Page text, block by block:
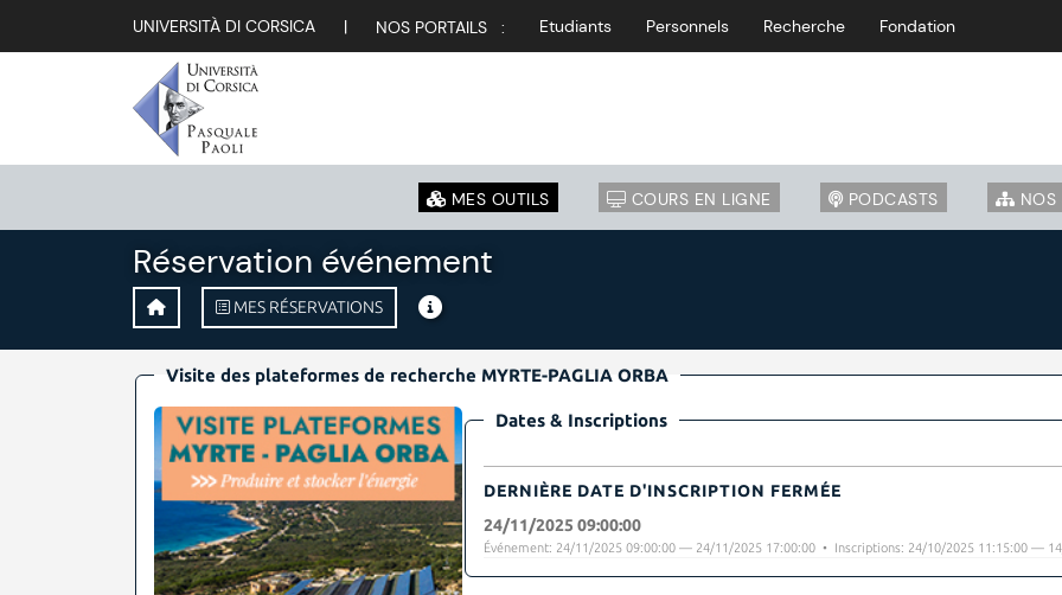
UNIVERSITÀ DI CORSICA | NOS PORTAILS : Etudiants Personnels Recherche Fondation
MES OUTILS COURS EN LIGNE PODCASTS NOS
Réservation événement
MES RÉSERVATIONS
Visite des plateformes de recherche MYRTE-PAGLIA ORBA
Dates & Inscriptions
DERNIÈRE DATE D'INSCRIPTION FERMÉE
24/11/2025 09:00:00
Événement: 24/11/2025 09:00:00 — 24/11/2025 17:00:00 • Inscriptions: 24/10/2025 11:15:00 —